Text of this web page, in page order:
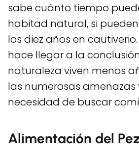
sabe cuánto tiempo
habitad natural, si
los diez años en
hace llegar a la
naturaleza viven menos
las numerosas amenazas
necesidad de buscar
Alimentación del